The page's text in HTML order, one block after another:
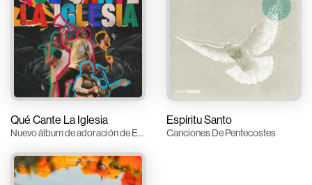
Qué Cante La Iglesia
Nuevo álbum de adoración de Evan Craft
Espíritu Santo
Canciones De Pentecostes